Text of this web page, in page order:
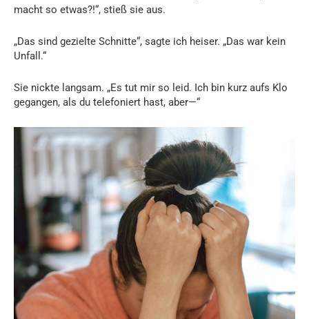
macht so etwas?!“, stieß sie aus.
„Das sind gezielte Schnitte“, sagte ich heiser. „Das war kein
Unfall.“
Sie nickte langsam. „Es tut mir so leid. Ich bin kurz aufs Klo
gegangen, als du telefoniert hast, aber—“